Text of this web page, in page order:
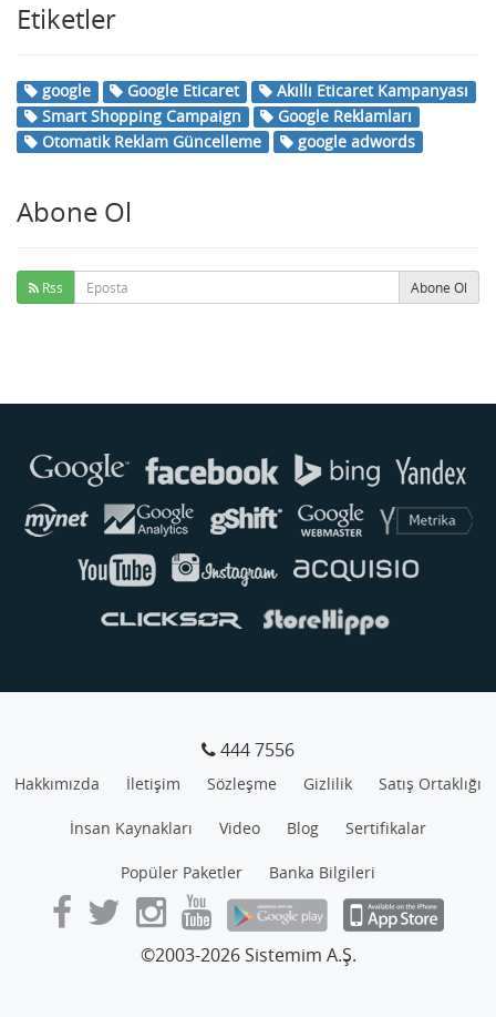
Etiketler
google Google Eticaret
Akıllı Eticaret Kampanyası
Smart Shopping Campaign
Google Reklamları
Otomatik Reklam Güncelleme
google adwords
Abone Ol
Rss Abone Ol
444 7556
Hakkımızda İletişim Sözleşme Gizlilik Satış Ortaklığı
İnsan Kaynakları Video Blog Sertifikalar
Popüler Paketler Banka Bilgileri
©2003-2026 Sistemim A.Ş.